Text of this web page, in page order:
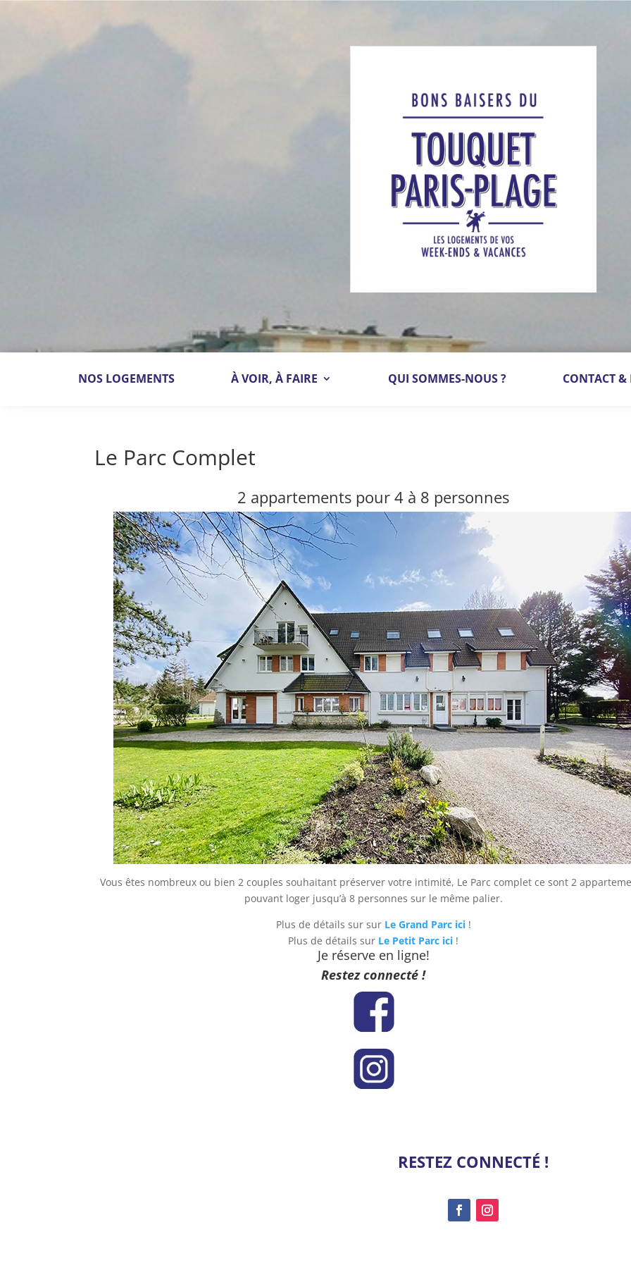
NOS LOGEMENTS À VOIR, À FAIRE QUI SOMMES-NOUS ? CONTACT &
Le Parc Complet
2 appartements pour 4 à 8 personnes
Vous êtes nombreux ou bien 2 couples souhaitant préserver votre intimité, Le Parc complet ce sont 2
pouvant loger jusqu’à 8 personnes sur le même palier.
Plus de détails sur sur Le Grand Parc ici !
Plus de détails sur Le Petit Parc ici !
Je réserve en ligne!
Restez connecté !
RESTEZ CONNECTÉ !